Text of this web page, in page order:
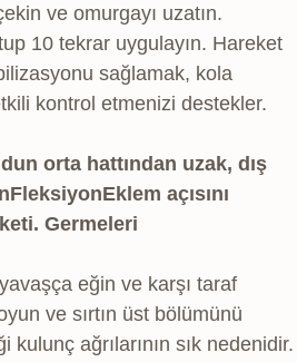
ve omurgayı uzatın.
10 tekrar uygulayın. Hareket
sağlamak, kola
kontrol etmenizi destekler.
orta hattından uzak, dış
FleksiyonEklem açısını
Germeleri
yavaşça eğin ve karşı taraf
ve sırtın üst bölümünü
ağrılarının sık nedenidir.